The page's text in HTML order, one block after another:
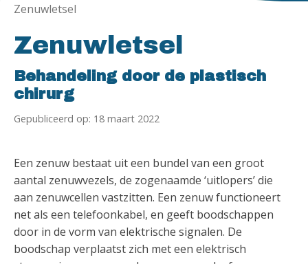
Zenuwletsel
Zenuwletsel
Behandeling door de plastisch
chirurg
Gepubliceerd op: 18 maart 2022
Een zenuw bestaat uit een bundel van een groot
aantal zenuwvezels, de zogenaamde ‘uitlopers’ die
aan zenuwcellen vastzitten. Een zenuw functioneert
net als een telefoonkabel, en geeft boodschappen
door in de vorm van elektrische signalen. De
boodschap verplaatst zich met een elektrisch